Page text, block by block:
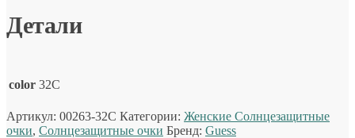
Детали
color 32C
Артикул: 00263-32C Категории: Женские Солнцезащитные
очки, Солнцезащитные очки Бренд: Guess